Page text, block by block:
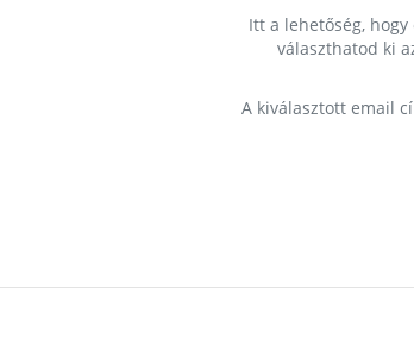
Itt a lehetőség,
választhatod ki
A kiválasztott email